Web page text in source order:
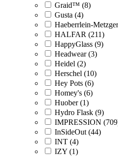
Graid™ (8)
Gusta (4)
Haeberrlein-
HALFAR (211)
HappyGlass (9)
Headwear (3)
Heidel (2)
Herschel (10)
Hey Pots (6)
Homey's (6)
Huober (1)
Hydro Flask (9)
IMPRESSION
InSideOut (44)
INT (4)
IZY (1)